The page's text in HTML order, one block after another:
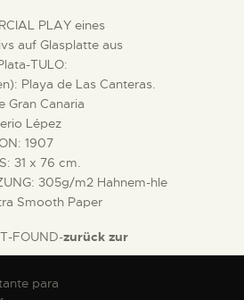
PLAY eines
auf Glasplatte aus
TULO:
Playa de Las Canteras.
Gran Canaria
Lépez
1907
31 x 76 cm.
305g/m2 Hahnem-hle
Smooth Paper
FOUND-zurück zur
para